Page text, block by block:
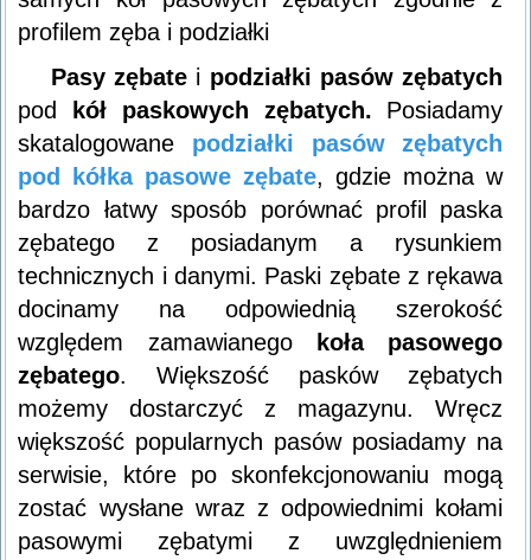
profilem zęba i podziałki
Pasy zębate i podziałki pasów zębatych
pod
kół paskowych zębatych. Posiadamy
skatalogowane podziałki pasów zębatych
pod kółka pasowe zębate, gdzie można w
bardzo łatwy sposób porównać profil paska
zębatego z posiadanym a rysunkiem
technicznych i danymi. Paski zębate z rękawa
docinamy na odpowiednią szerokość
względem zamawianego
koła pasowego
zębatego. Większość pasków zębatych
możemy dostarczyć z magazynu. Wręcz
większość popularnych pasów posiadamy na
serwisie, które po skonfekcjonowaniu mogą
zostać wysłane wraz z odpowiednimi kołami
pasowymi zębatymi z uwzględnieniem